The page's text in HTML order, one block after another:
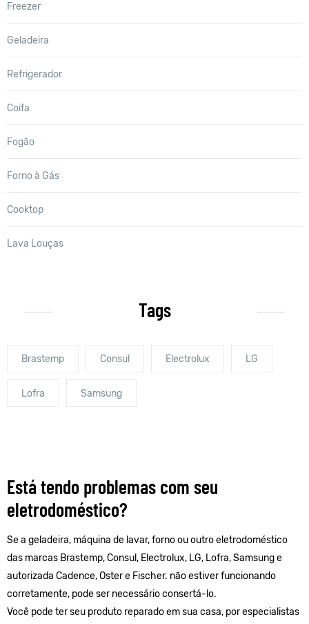
Freezer
Geladeira
Refrigerador
Coifa
Fogão
Forno à Gás
Cooktop
Lava Louças
Tags
Brastemp Consul Electrolux LG
Lofra Samsung
Está tendo problemas com seu
eletrodoméstico?
Se a geladeira, máquina de lavar, forno ou outro eletrodoméstico
das marcas Brastemp, Consul, Electrolux, LG, Lofra, Samsung e
autorizada Cadence, Oster e Fischer. não estiver funcionando
corretamente, pode ser necessário consertá-lo.
Você pode ter seu produto reparado em sua casa, por especialistas